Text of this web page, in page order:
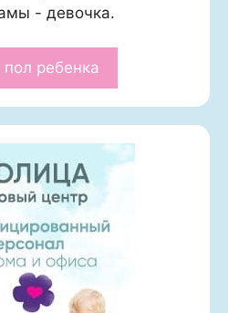
- девочка.
пол ребенка